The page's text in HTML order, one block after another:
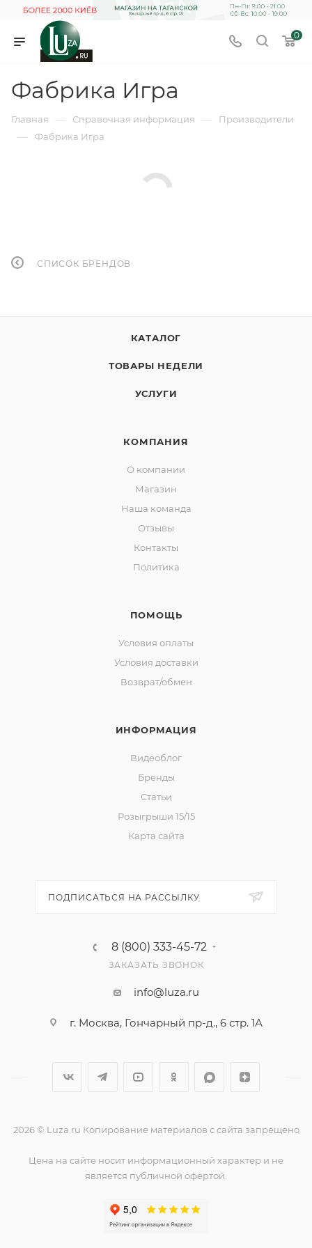
0
Фабрика Игра
Главная — Справочная информация — Производители
— Фабрика Игра
СПИСОК БРЕНДОВ
КАТАЛОГ
ТОВАРЫ НЕДЕЛИ
УСЛУГИ
КОМПАНИЯ
О компании
Магазин
Наша команда
Отзывы
Контакты
Политика
ПОМОЩЬ
Условия оплаты
Условия доставки
Возврат/обмен
ИНФОРМАЦИЯ
Видеоблог
Бренды
Статьи
Розыгрыши 15/15
Карта сайта
ПОДПИСАТЬСЯ НА РАССЫЛКУ
8 (800) 333-45-72
ЗАКАЗАТЬ ЗВОНОК
info@luza.ru
г. Москва, Гончарный пр-д., 6 стр. 1А
2026 © Luza.ru Копирование материалов с сайта запрещено
Цена на сайте носит информационный характер и не
является публичной офертой.